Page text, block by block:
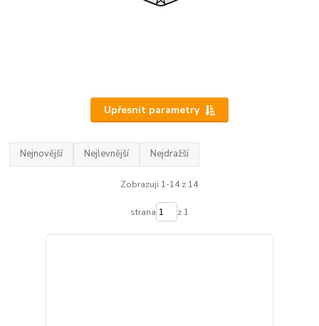
Upřesnit parametry
Nejnovější Nejlevnější Nejdražší
Zobrazuji 1-14 z 14
strana z 1